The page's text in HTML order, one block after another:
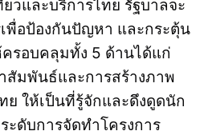
วและบริการไทย รัฐบาลจะ
พื่อป้องกันปัญหา และกระตุ้น
รอบคลุมทั้ง 5 ด้านได้แก่
สัมพันธ์และการสร้างภาพ
ให้เป็นที่รู้จักและดึงดูดนัก
ะดับการจัดทำโครงการ